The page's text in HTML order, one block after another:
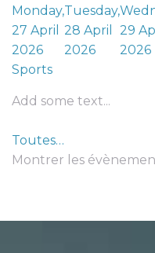
Monday,
27 April
2026
Tuesday,
28 April
2026
29
2026
Sports
Add some text...
Toutes…
Montrer les